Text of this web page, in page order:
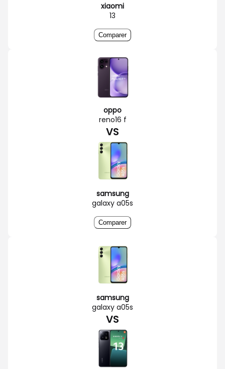
xiaomi
13
Comparer
oppo
reno16 f
VS
samsung
galaxy a05s
Comparer
samsung
galaxy a05s
VS